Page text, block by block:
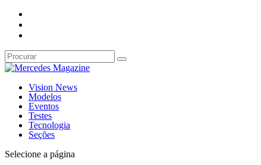
Vision News
Modelos
Eventos
Testes
Tecnologia
Seções
Selecione a página